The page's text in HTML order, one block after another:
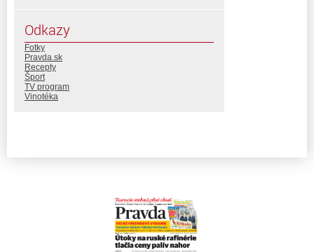
Odkazy
Fotky
Pravda.sk
Recepty
Šport
TV program
Vinotéka